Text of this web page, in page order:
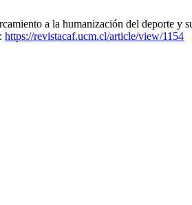
a la humanización del deporte y
https://revistacaf.ucm.cl/article/view/1154